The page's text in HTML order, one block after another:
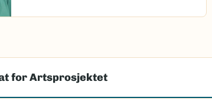
for Artsprosjektet